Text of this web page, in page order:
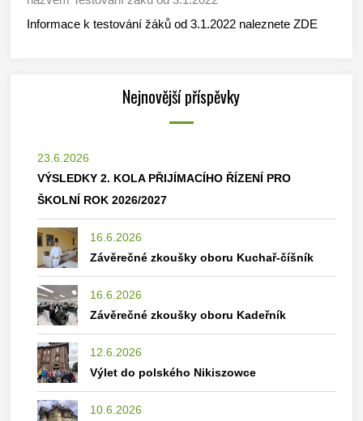
Informace k testování žáků od 3.1.2022 naleznete ZDE
Nejnovější příspěvky
23.6.2026
VÝSLEDKY 2. KOLA PŘIJÍMACÍHO ŘÍZENÍ PRO
ŠKOLNÍ ROK 2026/2027
16.6.2026
Závěrečné zkoušky oboru Kuchař-číšník
16.6.2026
Závěrečné zkoušky oboru Kadeřník
12.6.2026
Výlet do polského Nikiszowce
10.6.2026